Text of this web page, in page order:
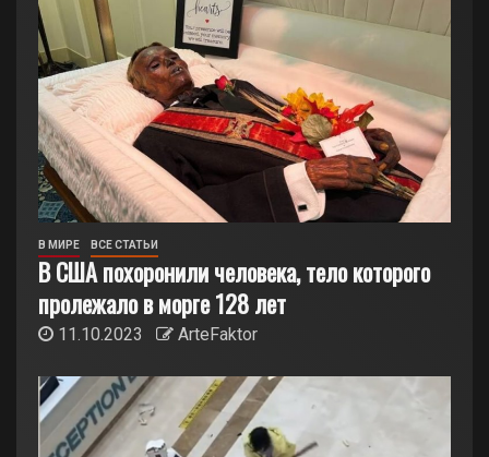
В МИРЕ ВСЕ СТАТЬИ
В США похоронили человека, тело которого
пролежало в морге 128 лет
11.10.2023 ArteFaktor